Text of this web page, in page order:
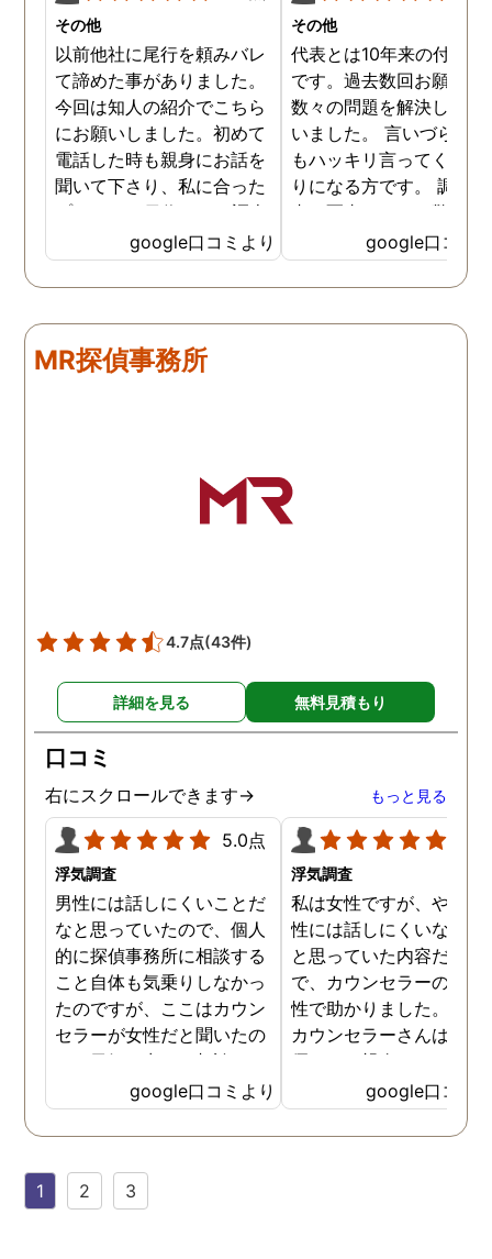
その他
以前他社に尾行を頼みバレ
て諦めた事がありました。
今回は知人の紹介でこちら
にお願いしました。初めて
電話した時も親身にお話を
聞いて下さり、私に合った
プランで15日位かけて調査
してもらいました。 噂通り
調査も細かく、こんな所ま
でしっかり撮ってくれたん
拠で旦那と今後の話しが早
く進みそうです。また結果
かり注意してくださる方で
した。本当に感謝してま
す。また分からない事があ
がとうございました！！
google口コミより
その他
代表とは10年来の付き合
です。過去数回お願いし
数々の問題を解決しても
いました。 言いづらい
もハッキリ言ってくれて
りになる方です。 調査
書の写真もいつも驚かさ
てどうやって撮ったのか
くと面白い話し聞かせて
れますね。 問題がない
google口コミ
MR探偵事務所
4.7点(43件)
詳細を見る 無料見積もり
口コミ
右にスクロールできます→ もっと見る
5.0点
浮気調査
男性には話しにくいことだ
なと思っていたので、個人
的に探偵事務所に相談する
こと自体も気乗りしなかっ
たのですが、ここはカウン
セラーが女性だと聞いたの
で、勇気を出して相談して
みることにしました。感極
まって泣いてしまったり、
感情が表に出すぎてしまう
ださったので安心して悩み
google口コミより
浮気調査
私は女性ですが、やはり
性には話しにくいな。。
と思っていた内容だった
で、カウンセラーの方が
性で助かりました。MR
カウンセラーさんはすご
優しくて親身になって話
聞いてくれるので思わず
を流して話してしまいま
た。それほど自分がずっ
google口コミ
1 2 3